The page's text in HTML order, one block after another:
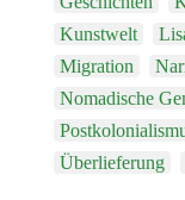
aktuelle
kommende
Kommende
Kunstwelt
Migration
Nomadische
Überlieferung